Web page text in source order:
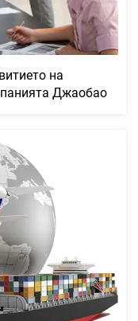
на
Джаобао